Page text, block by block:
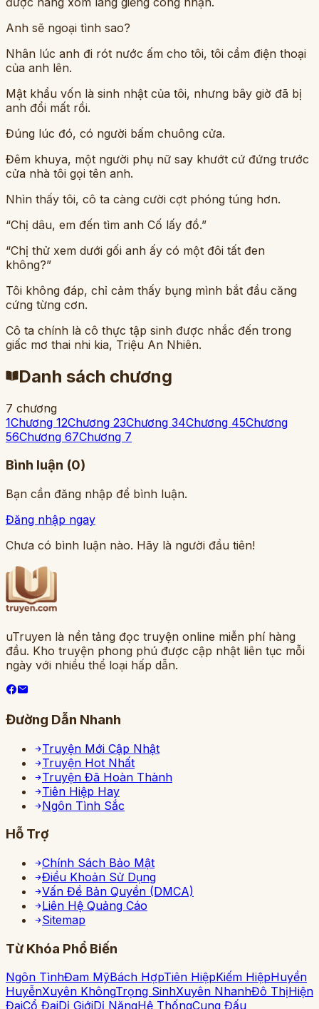
Anh sẽ ngoại tình sao?
Nhân lúc anh đi rót nước ấm cho tôi, tôi cầm điện thoại
của anh lên.
Mật khẩu vốn là sinh nhật của tôi, nhưng bây giờ đã bị
anh đổi mất rồi.
Đúng lúc đó, có người bấm chuông cửa.
Đêm khuya, một người phụ nữ say khướt cứ đứng trước
cửa nhà tôi gọi tên anh.
Nhìn thấy tôi, cô ta càng cười cợt phóng túng hơn.
“Chị dâu, em đến tìm anh Cố lấy đồ.”
“Chị thử xem dưới gối anh ấy có một đôi tất đen
không?”
Tôi không đáp, chỉ cảm thấy bụng mình bắt đầu căng
cứng từng cơn.
Cô ta chính là cô thực tập sinh được nhắc đến trong
giấc mơ thai nhi kia, Triệu An Nhiên.
Danh sách chương
7 chương
1Chương 12Chương 23Chương 34Chương 45Chương
56Chương 67Chương 7
Bình luận (0)
Bạn cần đăng nhập để bình luận.
Đăng nhập ngay
Chưa có bình luận nào. Hãy là người đầu tiên!
uTruyen là nền tảng đọc truyện online miễn phí hàng
đầu. Kho truyện phong phú được cập nhật liên tục mỗi
ngày với nhiều thể loại hấp dẫn.
Đường Dẫn Nhanh
Truyện Mới Cập Nhật
Truyện Hot Nhất
Truyện Đã Hoàn Thành
Tiên Hiệp Hay
Ngôn Tình Sắc
Hỗ Trợ
Chính Sách Bảo Mật
Điều Khoản Sử Dụng
Vấn Đề Bản Quyền (DMCA)
Liên Hệ Quảng Cáo
Sitemap
Từ Khóa Phổ Biến
Ngôn TìnhĐam MỹBách HợpTiên HiệpKiếm HiệpHuyền
HuyễnXuyên KhôngTrọng SinhXuyên NhanhĐô ThịHiện
ĐạiCổ ĐạiDị GiớiDị NăngHệ ThốngCung Đấu